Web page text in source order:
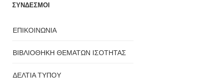
ΣΥΝΔΕΣΜΟΙ
ΕΠΙΚΟΙΝΩΝΙΑ
ΒΙΒΛΙΟΘΗΚΗ ΘΕΜΑΤΩΝ ΙΣΟΤΗΤΑΣ
ΔΕΛΤΙΑ ΤΥΠΟΥ